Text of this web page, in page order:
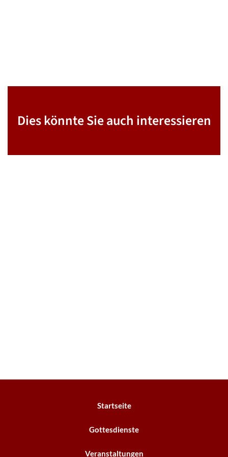
Dies könnte Sie auch interessieren
Startseite
Gottesdienste
Veranstaltungen